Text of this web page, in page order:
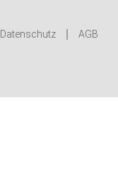
Datenschutz AGB